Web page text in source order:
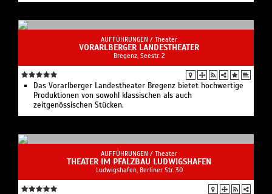
AUFFÜHRUNGEN / Theater
VORARLBERGER LANDESTHEATER
Bregenz, Seestr. 2
Das Vorarlberger Landestheater Bregenz bietet hochwertige
Produktionen von sowohl klassischen als auch
zeitgenössischen Stücken.
AUFFÜHRUNGEN / Theater
THEATER IM PFALZBAU LUDWIGSHAFEN
Ludwigshafen, Berliner Str. 30